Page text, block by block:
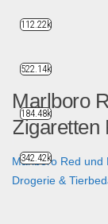
Marlboro
Zigaretten
Marlboro Red und
Drogerie &
112.22k
522.14k
184.48k
342.42k